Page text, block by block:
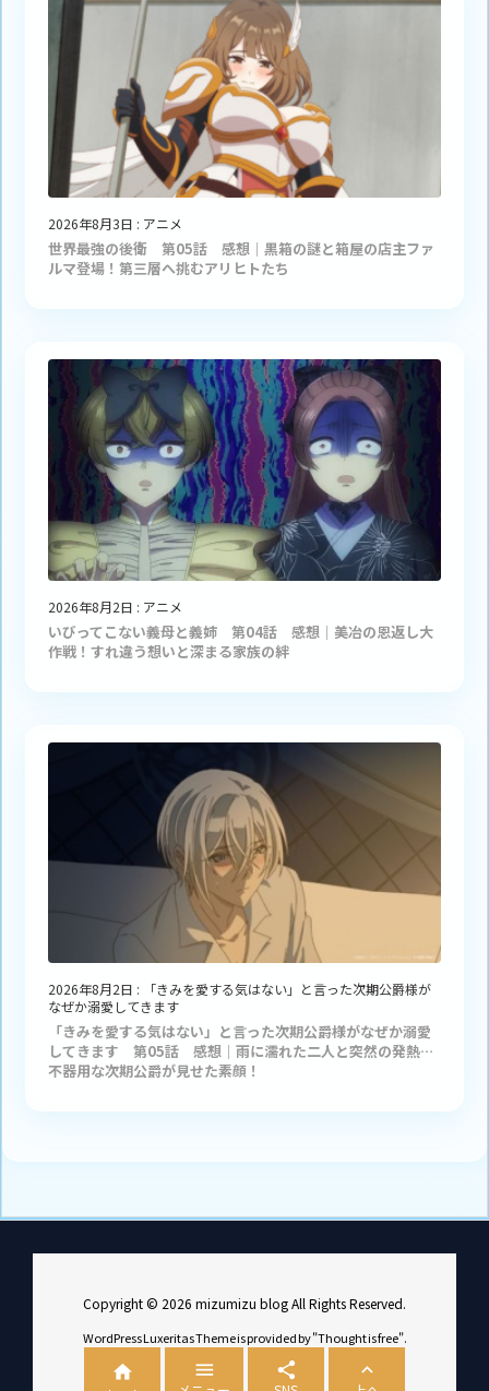
2026年8月3日 : アニメ
世界最強の後衛 第05話 感想｜黒箱の謎と箱屋の店主ファ
ルマ登場！第三層へ挑むアリヒトたち
2026年8月2日 : アニメ
いびってこない義母と義姉 第04話 感想｜美冶の恩返し大
作戦！すれ違う想いと深まる家族の絆
2026年8月2日 :
「きみを愛する気はない」と言った次期公爵様が
なぜか溺愛してきます
「きみを愛する気はない」と言った次期公爵様がなぜか溺愛
してきます 第05話 感想｜雨に濡れた二人と突然の発熱…
不器用な次期公爵が見せた素顔！
Copyright © 2026 mizumizu blogAll Rights Reserved.
WordPress Luxeritas Theme is provided by "Thought is free".
   